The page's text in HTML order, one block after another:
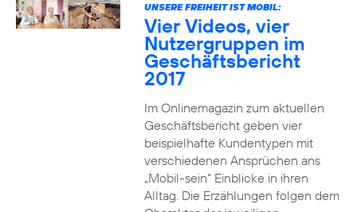
UNSERE FREIHEIT IST MOBIL:
Vier Videos, vier
Nutzergruppen im
Geschäftsbericht
2017
Im Onlinemagazin zum aktuellen
Geschäftsbericht geben vier
beispielhafte Kundentypen mit
verschiedenen Ansprüchen ans
„Mobil-sein“ Einblicke in ihren
Alltag. Die Erzählungen folgen dem